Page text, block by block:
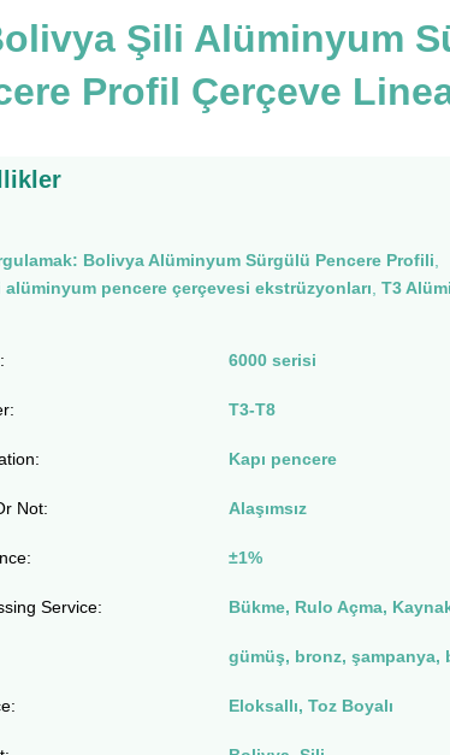
Şili Alüminyum
Profil Çerçeve
Bolivya Alüminyum Sürgülü Pencere Profili
alüminyum pencere çerçevesi ekstrüzyonları T3
6000 serisi
T3-T8
Kapı pencere
Not: Alaşımsız
±1%
Service: Bükme, Rulo Açma,
gümüş, bronz, şampanya,
Eloksallı, Toz Boyalı